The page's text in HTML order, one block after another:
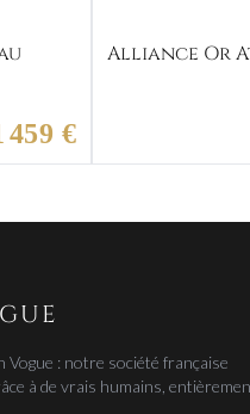
459 €
Alliance Or
Vogue : notre société française
à de vrais humains,